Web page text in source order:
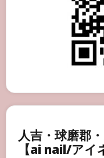
人吉・球磨郡
【ai nail/アイ